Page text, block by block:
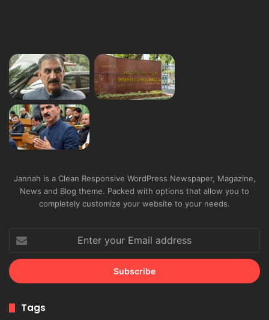
Jannah is a Clean Responsive WordPress Newspaper, Magazine,
News and Blog theme. Packed with options that allow you to
completely customize your website to your needs.
Enter
Email
address
Tags